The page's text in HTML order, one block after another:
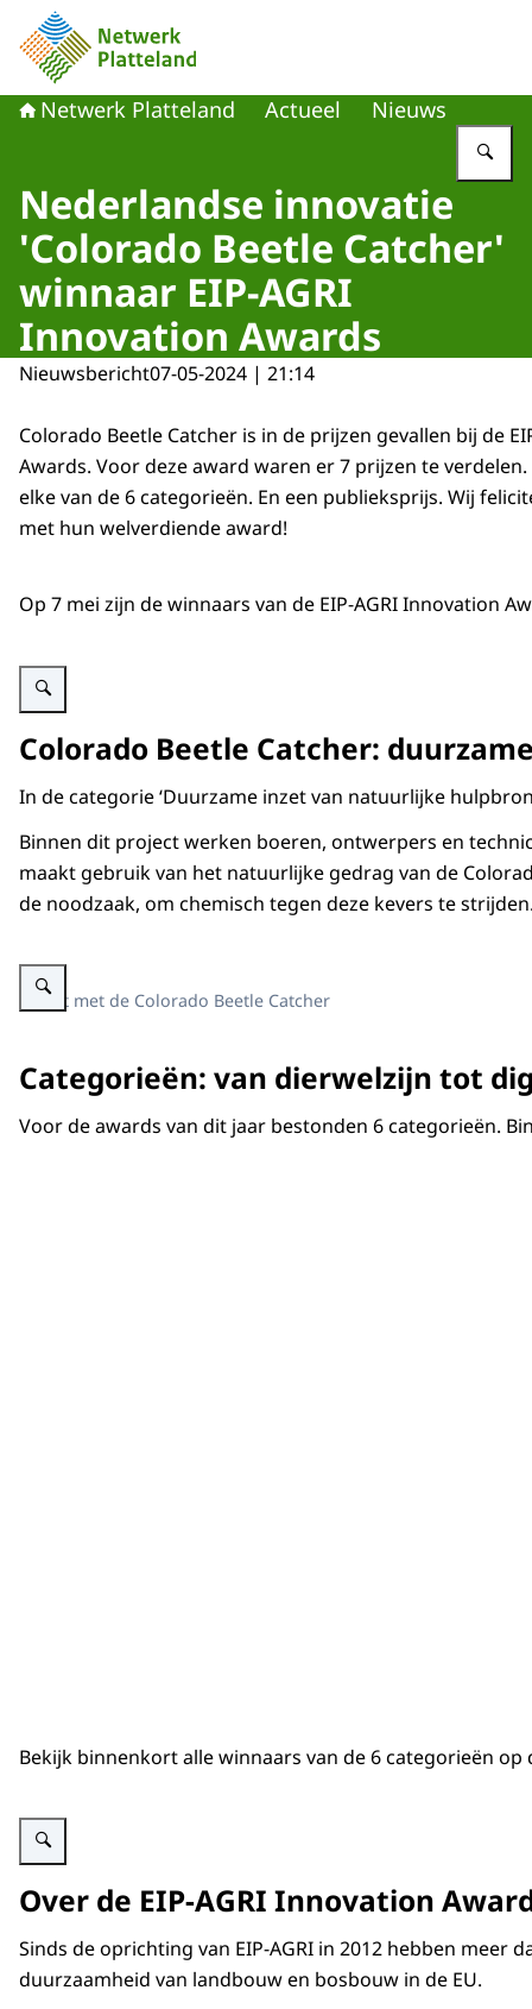
Naar de homepage van Netwerk Platteland
Netwerk Platteland Actueel Nieuws
Nederlandse innovatie
'Colorado Beetle Catcher'
winnaar EIP-AGRI
Innovation Awards
Nieuwsbericht07-05-2024 | 21:14
Colorado Beetle Catcher is in de prijzen gevallen bij de
Awards. Voor deze award waren er 7 prijzen te
elke van de 6 categorieën. En een publieksprijs. Wij
met hun welverdiende award!
Op 7 mei zijn de winnaars van de EIP-AGRI Innovation
Vergroot afbeelding Mensen op een podium bij de awards
Colorado Beetle Catcher:
In de categorie ‘Duurzame inzet van natuurlijke
Binnen dit project werken boeren, ontwerpers en
maakt gebruik van het natuurlijke gedrag van de
de noodzaak, om chemisch tegen deze kevers te
Vergroot afbeelding Trekker rijdt met de Colorado Beetle Catcher
Testrit met de Colorado Beetle Catcher
Categorieën: van dierwelzijn tot
Voor de awards van dit jaar bestonden 6 categorieën.
Bekijk binnenkort alle winnaars van de 6 categorieën op
Vergroot afbeelding Overzicht van verschillende categorieën
Over de EIP-AGRI Innovation
Sinds de oprichting van EIP-AGRI in 2012 hebben
duurzaamheid van landbouw en bosbouw in de EU.